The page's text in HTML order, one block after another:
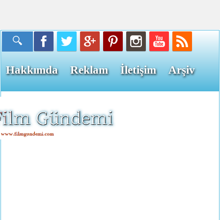
Hakkımda Reklam İletişim Arşiv